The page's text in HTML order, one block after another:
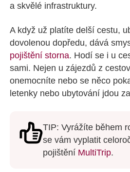
a skvělé infrastruktury.
A když už platíte delší cestu,
dovolenou dopředu, dává
pojištění storna. Hodí se i u
sami. Nejen u zájezdů z
onemocníte nebo se něco
letenky nebo ubytování jdou
TIP: Vyrážíte během
se vám vyplatit
pojištění MultiTrip.